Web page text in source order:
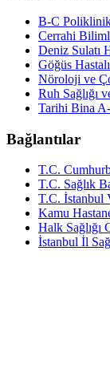
B-C
Cerrahi
Deniz Sulatı
Göğüs
Nöroloji ve
Ruh Sağlığı
Tarihi Bina
Bağlantılar
T.C.
T.C. Sağlık
T.C. İstanbul
Kamu
Halk Sağlığı
İstanbul İl